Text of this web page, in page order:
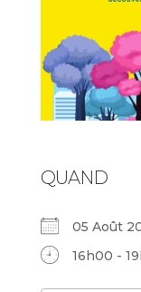
QUAND
05 Août
16h00 -